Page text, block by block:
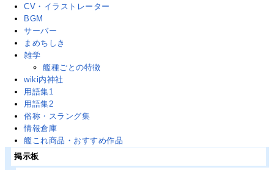
CV・イラストレーター
BGM
サーバー
まめちしき
雑学
艦種ごとの特徴
wiki内神社
用語集1
用語集2
俗称・スラング集
情報倉庫
艦これ商品・おすすめ作品
掲示板